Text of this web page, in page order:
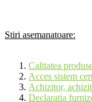
Stiri asemanatoare:
Calitatea
Acces sistem
Achizitor,
Declaratia